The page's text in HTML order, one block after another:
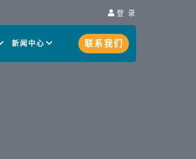
登 录
新闻中心 联系我们